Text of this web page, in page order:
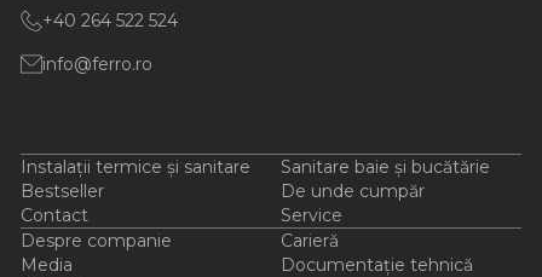
+40 264 522 524
info@ferro.ro
Instalații termice și sanitare
Sanitare baie și bucătărie
Bestseller
De unde cumpăr
Contact
Service
Despre companie
Carieră
Media
Documentație tehnică